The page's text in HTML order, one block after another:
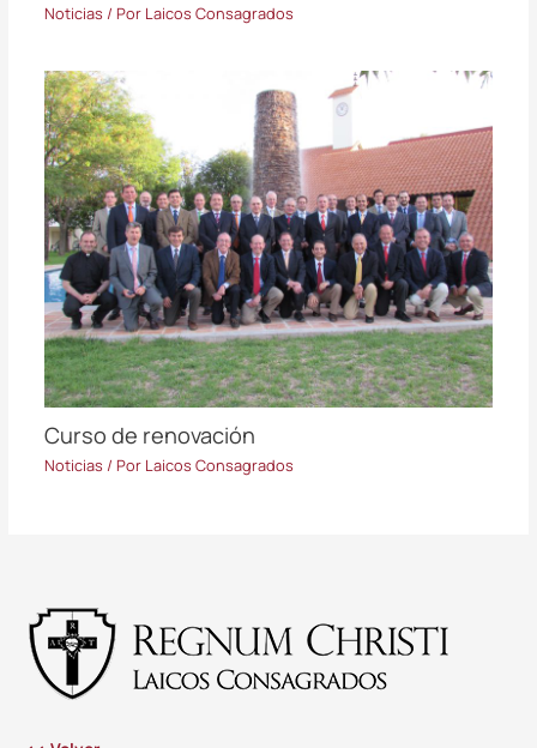
Noticias / Por Laicos Consagrados
Curso de renovación
Noticias / Por Laicos Consagrados